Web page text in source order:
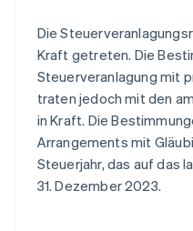
Die
Kraft getreten. Die
Steuerveranlagung mit
traten jedoch mit den
in Kraft. Die
Arrangements mit
Steuerjahr, das auf das
31. Dezember 2023.